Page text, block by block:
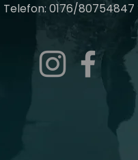
Telefon: 0176/80754847